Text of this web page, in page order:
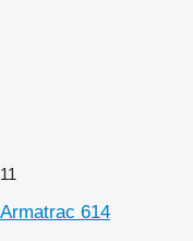
11
Armatrac 614